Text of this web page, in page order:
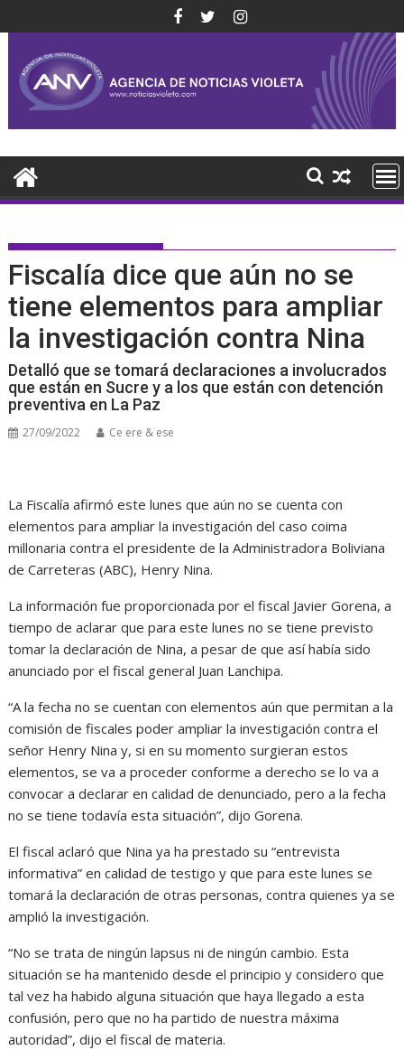
al
contenido
Fiscalía dice que aún no se
tiene elementos para ampliar
la investigación contra Nina
Detalló que se tomará declaraciones a involucrados
que están en Sucre y a los que están con detención
preventiva en La Paz
27/09/2022 Ce ere & ese
La Fiscalía afirmó este lunes que aún no se cuenta con
elementos para ampliar la investigación del caso coima
millonaria contra el presidente de la Administradora Boliviana
de Carreteras (ABC), Henry Nina.
La información fue proporcionada por el fiscal Javier Gorena, a
tiempo de aclarar que para este lunes no se tiene previsto
tomar la declaración de Nina, a pesar de que así había sido
anunciado por el fiscal general Juan Lanchipa.
“A la fecha no se cuentan con elementos aún que permitan a la
comisión de fiscales poder ampliar la investigación contra el
señor Henry Nina y, si en su momento surgieran estos
elementos, se va a proceder conforme a derecho se lo va a
convocar a declarar en calidad de denunciado, pero a la fecha
no se tiene todavía esta situación”, dijo Gorena.
El fiscal aclaró que Nina ya ha prestado su “entrevista
informativa” en calidad de testigo y que para este lunes se
tomará la declaración de otras personas, contra quienes ya se
amplió la investigación.
“No se trata de ningún lapsus ni de ningún cambio. Esta
situación se ha mantenido desde el principio y considero que
tal vez ha habido alguna situación que haya llegado a esta
confusión, pero que no ha partido de nuestra máxima
autoridad”, dijo el fiscal de materia.